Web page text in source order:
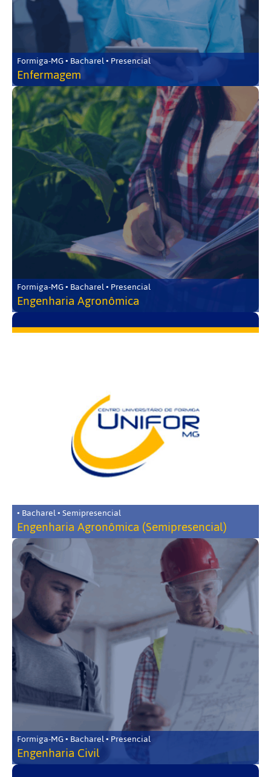
Formiga-MG • Bacharel • Presencial
Enfermagem
Formiga-MG • Bacharel • Presencial
Engenharia Agronômica
• Bacharel • Semipresencial
Engenharia Agronômica (Semipresencial)
Formiga-MG • Bacharel • Presencial
Engenharia Civil